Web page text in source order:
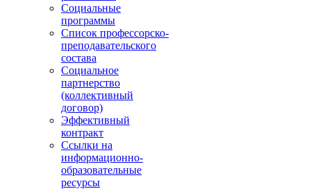
Социальные
программы
Список профессорско-
преподавательского
состава
Социальное
партнерство
(коллективный
договор)
Эффективный
контракт
Ссылки на
информационно-
образовательные
ресурсы